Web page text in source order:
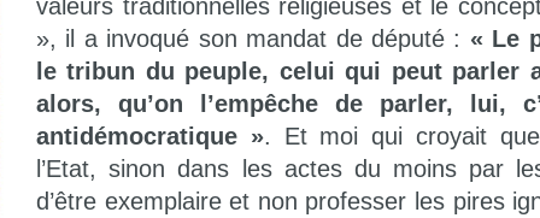
valeurs traditionnelles religieuses et le
», il a invoqué son mandat de député : « Le
le tribun du peuple, celui qui peut parler
alors, qu’on l’empêche de parler, lui,
antidémocratique ». Et moi qui croyait
l’Etat, sinon dans les actes du moins par
d’être exemplaire et non professer les pires